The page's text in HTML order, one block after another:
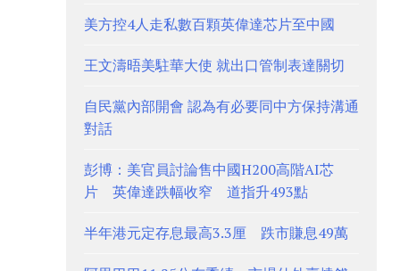
美方控4人走私數百顆英偉達芯片至中國
王文濤晤美駐華大使 就出口管制表達關切
自民黨內部開會 認為有必要同中方保持溝通
對話
彭博：美官員討論售中國H200高階AI芯
片 英偉達跌幅收窄 道指升493點
半年港元定存息最高3.3厘 跌市賺息49萬